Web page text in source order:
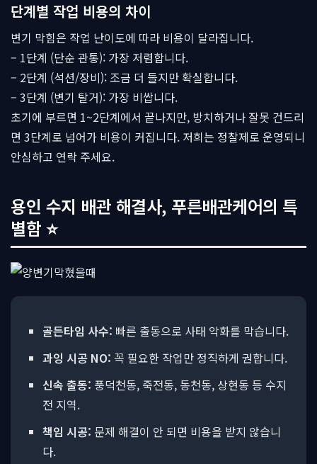
단계별 작업 비용의 차이
변기 막힘은 작업 난이도에 따라 비용이 달라집니다.
– 1단계 (단순 관통): 가장 저렴합니다.
– 2단계 (석션/장비): 조금 더 들지만 확실합니다.
– 3단계 (변기 탈거): 가장 비쌉니다.
초기에 부르면 1~2단계에서 끝나지만, 방치하거나 잘못 건드리
면 3단계로 넘어가 비용이 커집니다. 저희는 정찰제로 운영되니
안심하고 연락 주세요.
용인 수지 배관 해결사, 푸른배관케어의 특
별함 ⭐
골든타임 사수: 빠른 출동으로 사태 악화를 막습니다.
과잉 시공 NO: 꼭 필요한 작업만 정직하게 권합니다.
신속 출동: 풍덕천동, 죽전동, 동천동, 상현동 등 수지
전 지역.
책임 시공: 문제 해결이 안 되면 비용을 받지 않습니
다.